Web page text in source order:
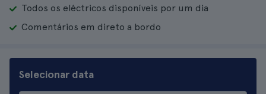
Todos os eléctricos disponíveis por um dia
Comentários em direto a bordo
Selecionar data